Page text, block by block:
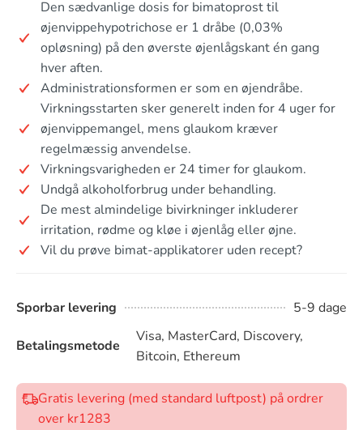
Den sædvanlige dosis for bimatoprost til
øjenvippehypotrichose er 1 dråbe (0,03%
opløsning) på den øverste øjenlågskant én gang
hver aften.
Administrationsformen er som en øjendråbe.
Virkningsstarten sker generelt inden for 4 uger for
øjenvippemangel, mens glaukom kræver
regelmæssig anvendelse.
Virkningsvarigheden er 24 timer for glaukom.
Undgå alkoholforbrug under behandling.
De mest almindelige bivirkninger inkluderer
irritation, rødme og kløe i øjenlåg eller øjne.
Vil du prøve bimat-applikatorer uden recept?
Sporbar levering 5-9 dage
Betalingsmetode
Visa, MasterCard, Discovery,
Bitcoin, Ethereum
Gratis levering (med standard luftpost) på ordrer
over kr1283